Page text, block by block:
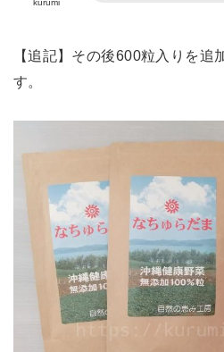
kurumi
【追記】その後600粒入りを追
す。